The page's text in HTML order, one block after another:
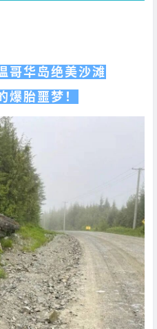
哥华岛绝美沙滩
爆胎噩梦！